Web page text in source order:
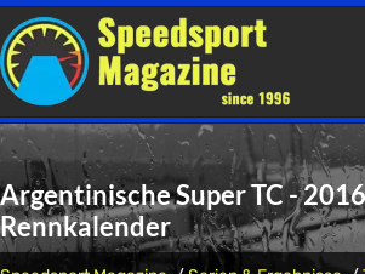
Argentinische Super TC -
Rennkalender